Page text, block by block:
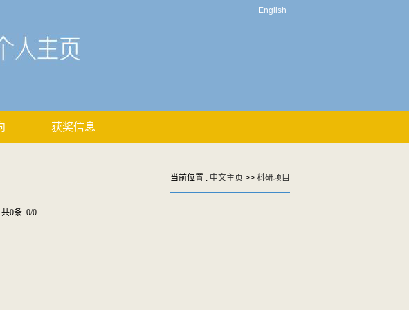
English
获奖信息
当前位置 : 中文主页 >> 科研项目
共0条 0/0